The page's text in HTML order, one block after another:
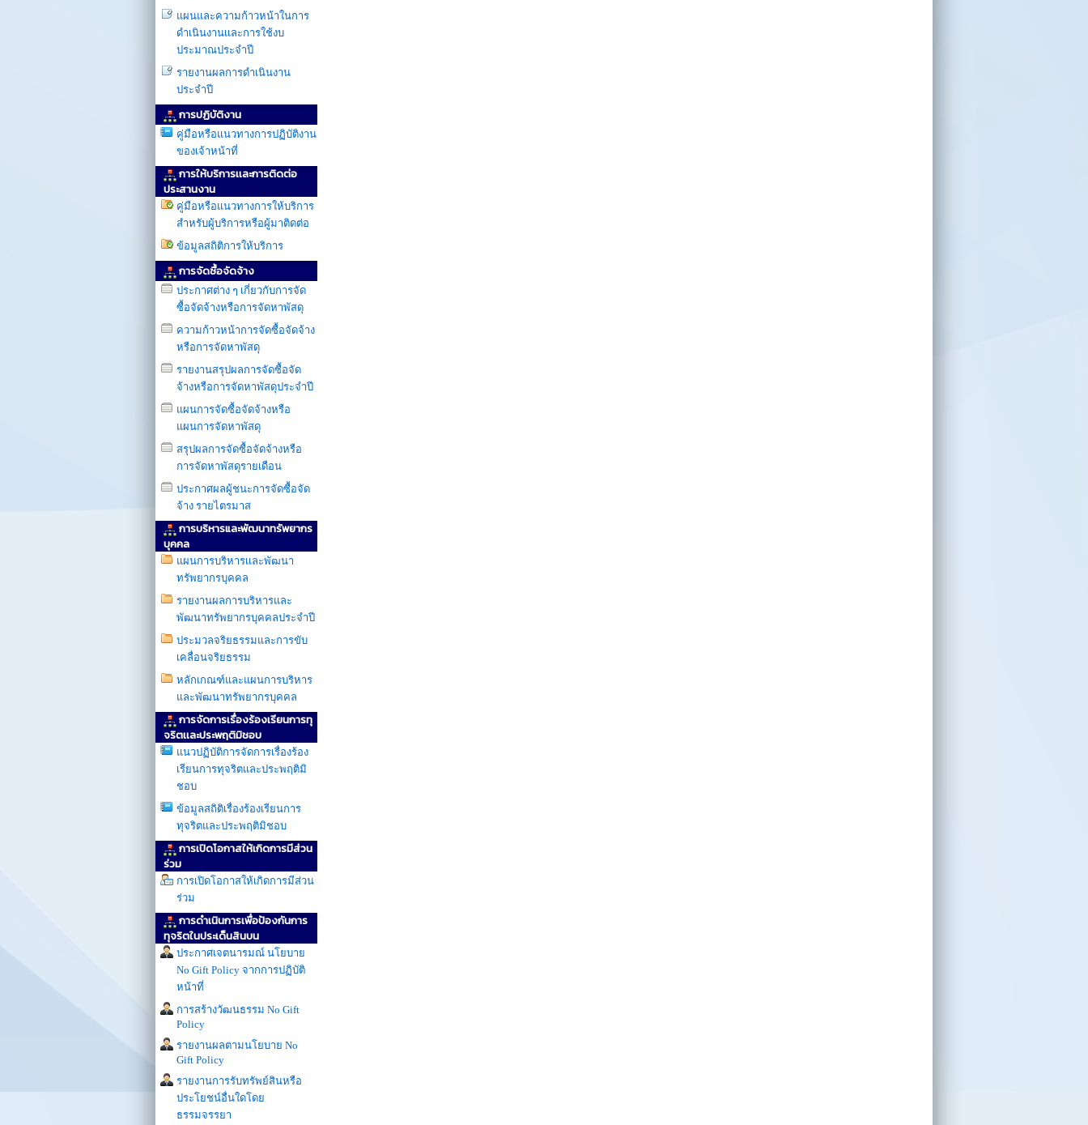
แผนและความก้าวหน้าในการ
ดำเนินงานเเละการใช้งบ
ประมาณประจำปี
รายงานผลการดำเนินงาน
ประจำปี
การปฏิบัติงาน
คู่มือหรือแนวทางการปฏิบัติงาน
ของเจ้าหน้าที่
การให้บริการเเละการติดต่อ
ประสานงาน
คู่มือหรือแนวทางการให้บริการ
สำหรับผู้บริการหรือผู้มาติดต่อ
ข้อมูลสถิติการให้บริการ
การจัดซื้อจัดจ้าง
ประกาศต่าง ๆ เกี่ยวกับการจัด
ซื้อจัดจ้างหรือการจัดหาพัสดุ
ความก้าวหน้าการจัดซื้อจัดจ้าง
หรือการจัดหาพัสดุ
รายงานสรุปผลการจัดซื้อจัด
จ้างหรือการจัดหาพัสดุประจำปี
แผนการจัดซื้อจัดจ้างหรือ
แผนการจัดหาพัสดุ
สรุปผลการจัดซื้อจัดจ้างหรือ
การจัดหาพัสดุรายเดือน
ประกาศผลผู้ชนะการจัดซื้อจัด
จ้าง รายไตรมาส
การบริหารและพัฒนาทรัพยากร
บุคคล
แผนการบริหารเเละพัฒนา
ทรัพยากรบุคคล
รายงานผลการบริหารและ
พัฒนาทรัพยากรบุคคลประจำปี
ประมวลจริยธรรมและการขับ
เคลื่อนจริยธรรม
หลักเกณฑ์และแผนการบริหาร
และพัฒนาทรัพยากรบุคคล
การจัดการเรื่องร้องเรียนการทุ
จริตเเละประพฤติมิชอบ
แนวปฏิบัติการจัดการเรื่องร้อง
เรียนการทุจริตและประพฤติมิ
ชอบ
ข้อมูลสถิติเรื่องร้องเรียนการ
ทุจริตและประพฤติมิชอบ
การเปิดโอกาสให้เกิดการมีส่วน
ร่วม
การเปิดโอกาสให้เกิดการมีส่วน
ร่วม
การดำเนินการเพื่อป้องกันการ
ทุจริตในประเด็นสินบน
ประกาศเจตนารมณ์ นโยบาย
No Gift Policy จากการปฏิบัติ
หน้าที่
การสร้างวัฒนธรรม No Gift
Policy
รายงานผลตามนโยบาย No
Gift Policy
รายงานการรับทรัพย์สินหรือ
ประโยชน์อื่นใดโดย
ธรรมจรรยา